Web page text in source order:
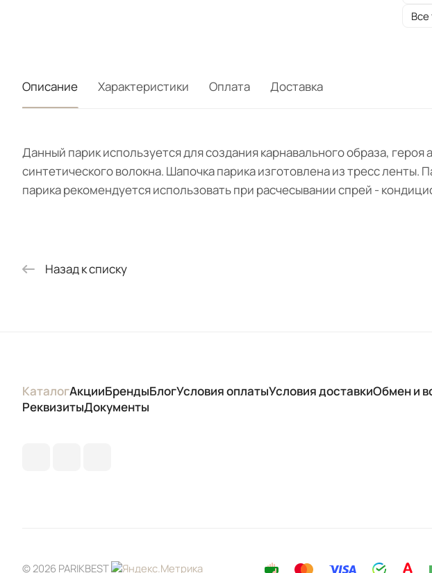
Все
Описание Характеристики Оплата Доставка
Данный парик используется для создания карнавального образа,
синтетического волокна. Шапочка парика изготовлена из тресс ленты.
парика рекомендуется использовать при расчесывании спрей -
Назад к списку
КаталогАкцииБрендыБлогУсловия оплатыУсловия доставкиОбмен и
РеквизитыДокументы
© 2026 PARIKBEST